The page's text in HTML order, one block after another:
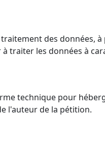
des données,
traiter les données à
technique pour
l'auteur de la pétition.